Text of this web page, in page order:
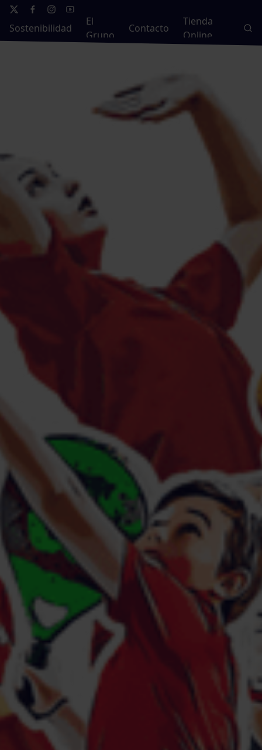
Sostenibilidad
El
Grupo
Contacto
Tienda
Online